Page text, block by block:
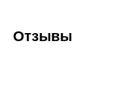
Отзывы